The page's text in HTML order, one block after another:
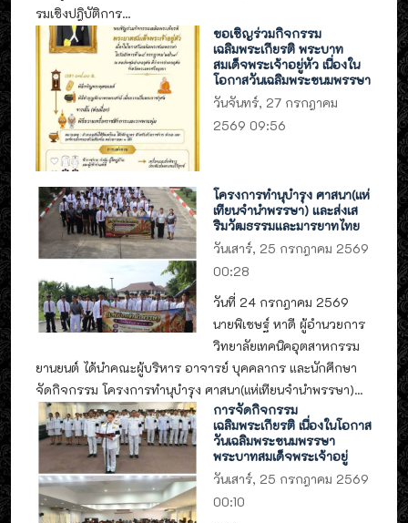
รมเชิงปฎิบัติการ...
ขอเชิญร่วมกิจกรรม
เฉลิมพระเกียรติ พระบาท
สมเด็จพระเจ้าอยู่หัว เนื่องใน
โอกาสวันเฉลิมพระชนมพรรษา
วันจันทร์, 27 กรกฎาคม
2569 09:56
โครงการทำนุบำรุง ศาสนา(แห่
เทียนจำนำพรรษา) และส่งเส
ริมวัฒธรรมและมารยาทไทย
วันเสาร์, 25 กรกฎาคม 2569
00:28
วันที่ 24 กรกฎาคม 2569
นายพิเชษฐ์ หาดี ผู้อำนวยการ
วิทยาลัยเทคนิคอุตสาหกรรม
ยานยนต์ ได้นำคณะผู้บริหาร อาจารย์ บุคคลากร และนักศึกษา
จัดกิจกรรม โครงการทำนุบำรุง ศาสนา(แห่เทียนจำนำพรรษา)...
การจัดกิจกรรม
เฉลิมพระเกียรติ เนื่องในโอกาส
วันเฉลิมพระชนมพรรษา
พระบาทสมเด็จพระเจ้าอยู่
วันเสาร์, 25 กรกฎาคม 2569
00:10